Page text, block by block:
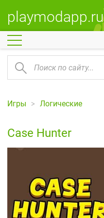
playmodapp.ru
Игры Логические
Case Hunter